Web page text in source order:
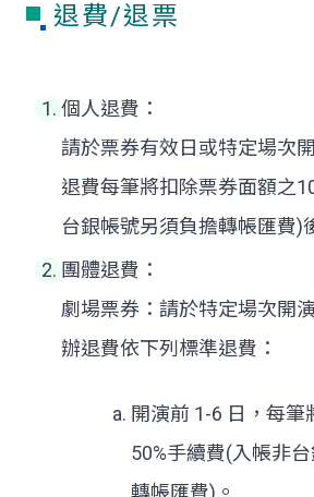
退費/退票
個人退費：
請於票券有效日或特定場次
退費每筆將扣除票券面額之
台銀帳號另須負擔轉帳匯費)
團體退費：
劇場票券：請於特定場次開
辦退費依下列標準退費：
開演前 1-6 日，每
50%手續費(入帳非
轉帳匯費)。